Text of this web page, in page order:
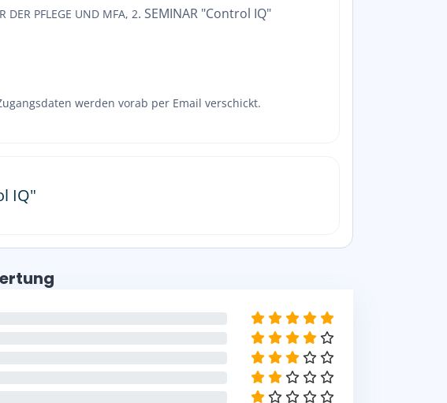
DER PFLEGE UND MFA, 2. SEMINAR "Control IQ"
werden vorab per Email verschickt.
IQ"